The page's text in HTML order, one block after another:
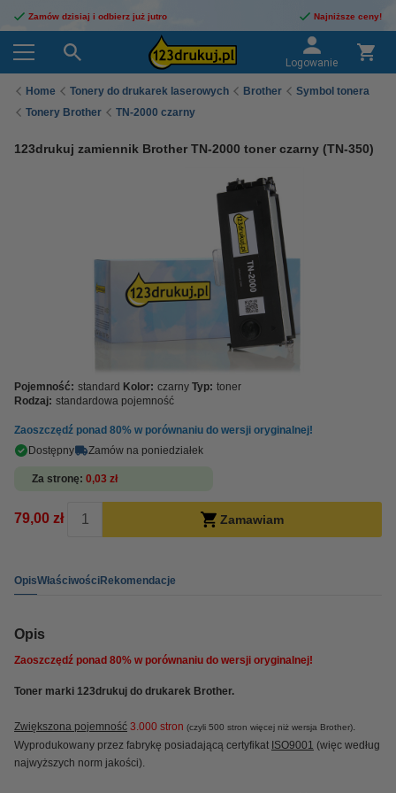
Zamów dzisiaj i odbierz już jutro Najniższe ceny!
Logowanie
Home Tonery do drukarek laserowych Brother
Symbol tonera
Tonery Brother
TN-2000 czarny
123drukuj zamiennik Brother TN-2000 toner czarny (TN-350)
Pojemność: standard Kolor: czarny Typ: toner
Rodzaj: standardowa pojemność
Zaoszczędź ponad 80% w porównaniu do wersji oryginalnej!
Dostępny
Zamów na poniedziałek
Za stronę 0,03 zł
79,00 zł Zamawiam
OpisWłaściwościRekomendacje
Opis
Zaoszczędź ponad 80% w porównaniu do wersji oryginalnej!
Toner marki 123drukuj do drukarek Brother.
Zwiększona pojemność 3.000 stron (czyli 500 stron więcej niż wersja Brother).
Wyprodukowany przez fabrykę posiadającą certyfikat ISO9001 (więc według
najwyższych norm jakości).